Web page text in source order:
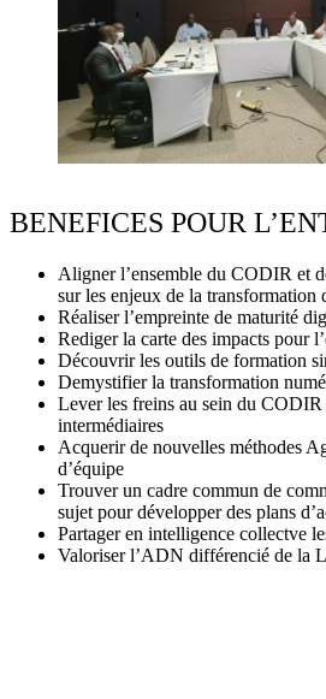
BENEFICES POUR
Aligner l’ensemble du CODIR et
sur les enjeux de la transformation
Réaliser l’empreinte de maturité
Rediger la carte des impacts pour
Découvrir les outils de formation
Demystifier la transformation
Lever les freins au sein du CODIR
intermédiaires
Acquerir de nouvelles méthodes
d’équipe
Trouver un cadre commun de
sujet pour développer des plans
Partager en intelligence collectve
Valoriser l’ADN différencié de la